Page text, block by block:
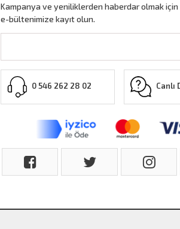
Kampanya ve yeniliklerden haberdar olmak için
e-bültenimize kayıt olun.
0 546 262 28 02 Canlı